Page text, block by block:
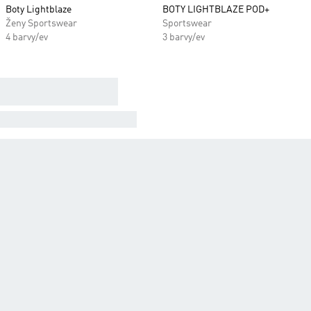
Boty Lightblaze
Ženy Sportswear
4 barvy/ev
BOTY LIGHTBLAZE POD+
Sportswear
3 barvy/ev